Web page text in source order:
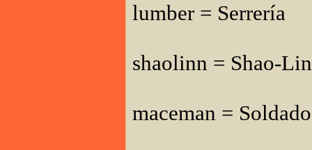
lumber = Serrería
shaolinn = Shao-
maceman =